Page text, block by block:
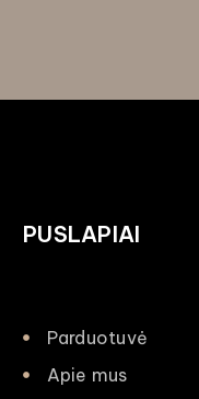
PUSLAPIAI
Parduotuvė
Apie mus